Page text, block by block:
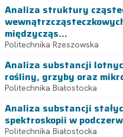
Analiza struktury
międzycząs...
Politechnika Rzeszowska
Analiza substancji
rośliny, grzyby oraz
Politechnika Białostocka
Analiza substancji
spektroskopii w
Politechnika Białostocka